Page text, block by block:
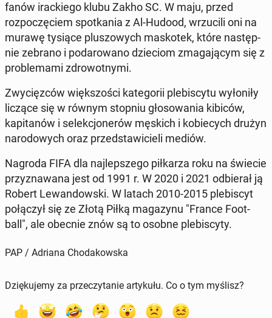
fanów irack­iego klubu Zakho SC. W maju, przed
rozpoczę­ciem spotka­nia z Al-Hudood, wrzu­cili oni na
murawę tysiące plus­zowych maskotek, które następ­
nie zebrano i po­darowano dzieciom zma­ga­ją­cym się z
prob­le­ma­mi zdrowot­ny­mi.
Zwycięzców więk­szoś­ci kat­e­gorii plebis­cy­tu wyłoniły
liczące się w równym stopniu głosowa­nia kibiców,
kap­i­tanów i se­lekcjon­erów męskich i ko­biecych drużyn
nar­o­dowych oraz przed­staw­icieli mediów.
Nagroda FIFA dla na­jlep­szego piłkarza roku na świecie
przyz­nawana jest od 1991 r. W 2020 i 2021 od­bier­ał ją
Robert Lewandows­ki. W latach 2010-2015 plebis­cyt
połączył się ze Złotą Piłką mag­a­zynu "France Foot­
ball", ale obecnie znów są to osobne plebis­cy­ty.
PAP / Adriana Chodakowska
Dziękujemy za przeczytanie artykułu. Co o tym myślisz?